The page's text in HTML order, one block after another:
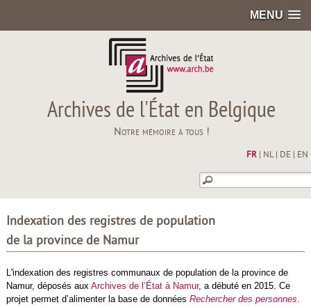
MENU
Archives de l'État en Belgique
Notre mémoire à tous !
FR| NL| DE EN
Indexation des registres de population
de la province de Namur
L'indexation des registres communaux de population de la province de
Namur, déposés aux Archives de l’État à Namur, a débuté en 2015. Ce
projet permet d’alimenter la base de données Rechercher des personnes.